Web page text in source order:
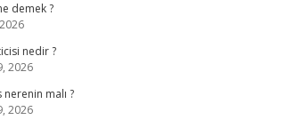
demek ?
nedir ?
2026
malı ?
2026